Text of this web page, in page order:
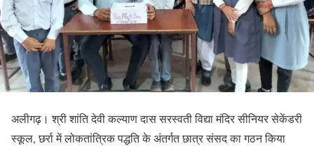
अलीगढ़। श्री शांति देवी कल्याण दास सरस्वती विद्या मंदिर सीनियर सेकेंडरी
स्कूल, छर्रा में लोकतांत्रिक पद्धति के अंतर्गत छात्र संसद का गठन किया